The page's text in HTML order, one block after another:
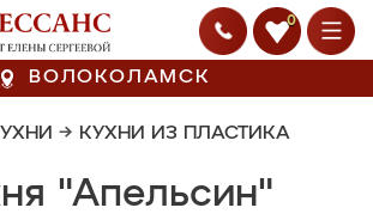
0
ВОЛОКОЛАМСК
→ КУХНИ ИЗ ПЛАСТИКА
"Апельсин"